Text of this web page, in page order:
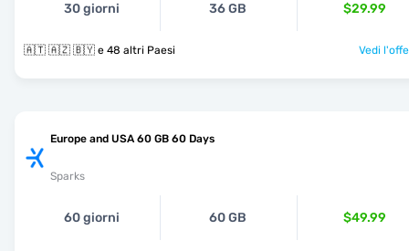
30 giorni 36 GB $29.99
🇦🇹 🇦🇿 🇧🇾 e 48 altri Paesi Vedi
Europe and USA 60 GB 60 Days
Sparks
60 giorni 60 GB $49.99